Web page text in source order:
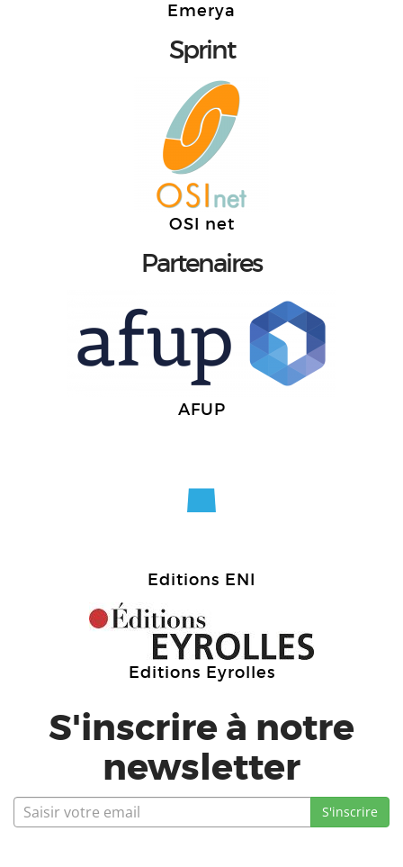
Emerya
Sprint
OSI net
Partenaires
AFUP
Editions ENI
Editions Eyrolles
S'inscrire à notre
newsletter